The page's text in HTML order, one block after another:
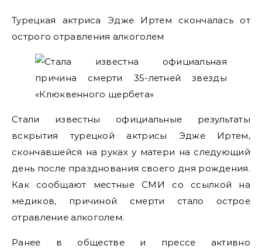
Турецкая актриса Эдже Иртем скончалась от
острого отравления алкоголем
Стали известны официальные результаты
вскрытия турецкой актрисы Эдже Иртем,
скончавшейся на руках у матери на следующий
день после празднования своего дня рождения.
Как сообщают местные СМИ со ссылкой на
медиков, причиной смерти стало острое
отравление алкоголем.
Ранее в обществе и прессе активно